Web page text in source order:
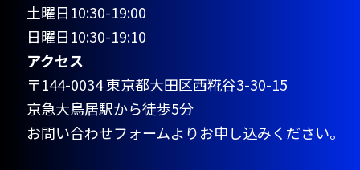
土曜日10:30-19:00
日曜日10:30-19:10
アクセス
〒144-0034 東京都大田区西糀谷3-30-15
京急大鳥居駅から徒歩5分
お問い合わせフォームよりお申し込みください。